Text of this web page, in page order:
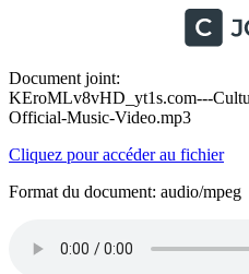
Document joint:
KEroMLv8vHD_yt1s.com---
Official-Music-Video.mp3
Cliquez pour accéder au fichier
Format du document: audio/mpeg